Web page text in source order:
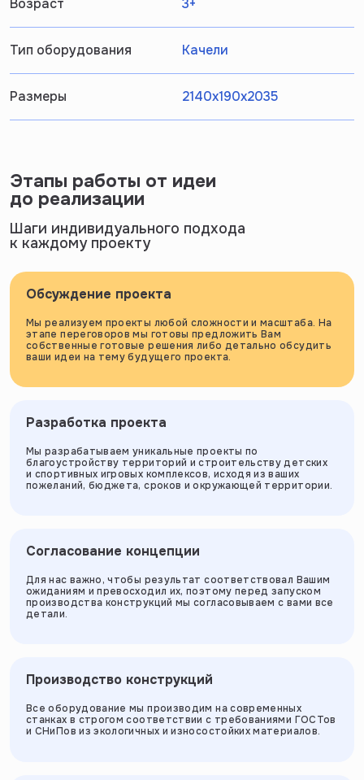
Тип оборудования Качели
Размеры 2140х190х2035
Этапы работы от идеи
до реализации
Шаги индивидуального подхода
к каждому проекту
Обсуждение проекта
Мы реализуем проекты любой сложности и масштаба. На
этапе переговоров мы готовы предложить Вам
собственные готовые решения либо детально обсудить
ваши идеи на тему будущего проекта.
Разработка проекта
Мы разрабатываем уникальные проекты по
благоустройству территорий и строительству детских
и спортивных игровых комплексов, исходя из ваших
пожеланий, бюджета, сроков и окружающей территории.
Согласование концепции
Для нас важно, чтобы результат соответствовал Вашим
ожиданиям и превосходил их, поэтому перед запуском
производства конструкций мы согласовываем с вами все
детали.
Производство конструкций
Все оборудование мы производим на современных
станках в строгом соответствии с требованиями ГОСТов
и СНиПов из экологичных и износостойких материалов.